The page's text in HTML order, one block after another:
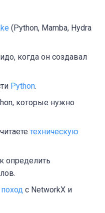
(Python, Mamba, Hydra
когда он создавал
Python.
которые нужно
техническую
определить
поход с NetworkX и